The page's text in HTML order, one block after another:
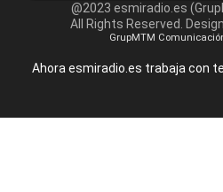
@2023 esmiradio.es
All Rights Reserved.
GrupMTM
Ahora esmiradio.es trabaja con